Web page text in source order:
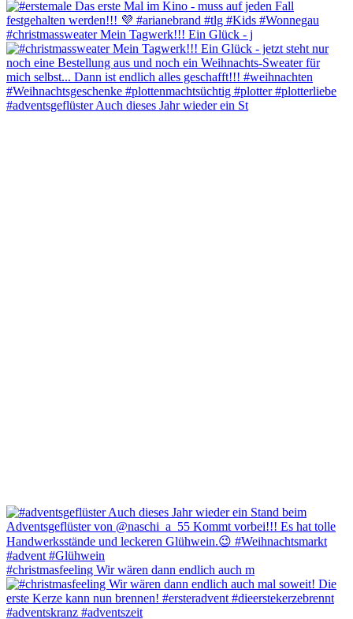
#christmassweater Mein Tagwerk!!! Ein Glück - j
#adventsgeflüster Auch dieses Jahr wieder ein St
#christmasfeeling Wir wären dann endlich auch m